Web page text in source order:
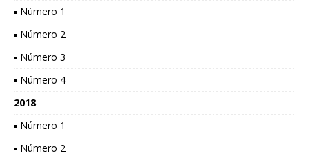
▪ Número 1
▪ Número 2
▪ Número 3
▪ Número 4
2018
▪ Número 1
▪ Número 2